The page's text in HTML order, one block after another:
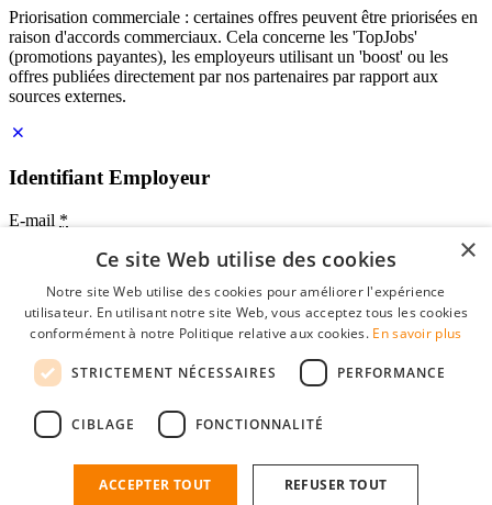
Priorisation commerciale : certaines offres peuvent être priorisées en
raison d'accords commerciaux. Cela concerne les 'TopJobs'
(promotions payantes), les employeurs utilisant un 'boost' ou les
offres publiées directement par nos partenaires par rapport aux
sources externes.
Identifiant Employeur
E-mail *
Mot de passe
se souvenir de moi
mot de passe oublié?
Profil Employeur gratuit
Vous pouvez vous connecter sur StudentJob si vous avez créé un
n'est plus qu'à quelques clics.
×
Ce site Web utilise des cookies
Notre site Web utilise des cookies pour améliorer l'expérience
utilisateur. En utilisant notre site Web, vous acceptez tous les cookies
conformément à notre Politique relative aux cookies. En savoir plus
STRICTEMENT NÉCESSAIRES PERFORMANCE
CIBLAGE FONCTIONNALITÉ
ACCEPTER TOUT REFUSER TOUT